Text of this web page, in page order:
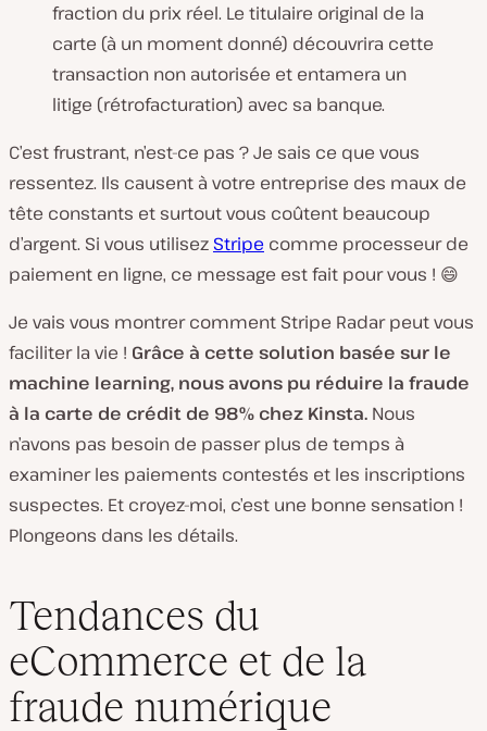
fraction du prix réel. Le titulaire original de la
carte (à un moment donné) découvrira cette
transaction non autorisée et entamera un
litige (rétrofacturation) avec sa banque.
C’est frustrant, n’est-ce pas ? Je sais ce que vous
ressentez. Ils causent à votre entreprise des maux de
tête constants et surtout vous coûtent beaucoup
d’argent. Si vous utilisez Stripe comme processeur de
paiement en ligne, ce message est fait pour vous ! 😄
Je vais vous montrer comment Stripe Radar peut vous
faciliter la vie ! Grâce à cette solution basée sur le
machine learning, nous avons pu réduire la fraude
à la carte de crédit de 98% chez Kinsta. Nous
n’avons pas besoin de passer plus de temps à
examiner les paiements contestés et les inscriptions
suspectes. Et croyez-moi, c’est une bonne sensation !
Plongeons dans les détails.
Tendances du
eCommerce et de la
fraude numérique